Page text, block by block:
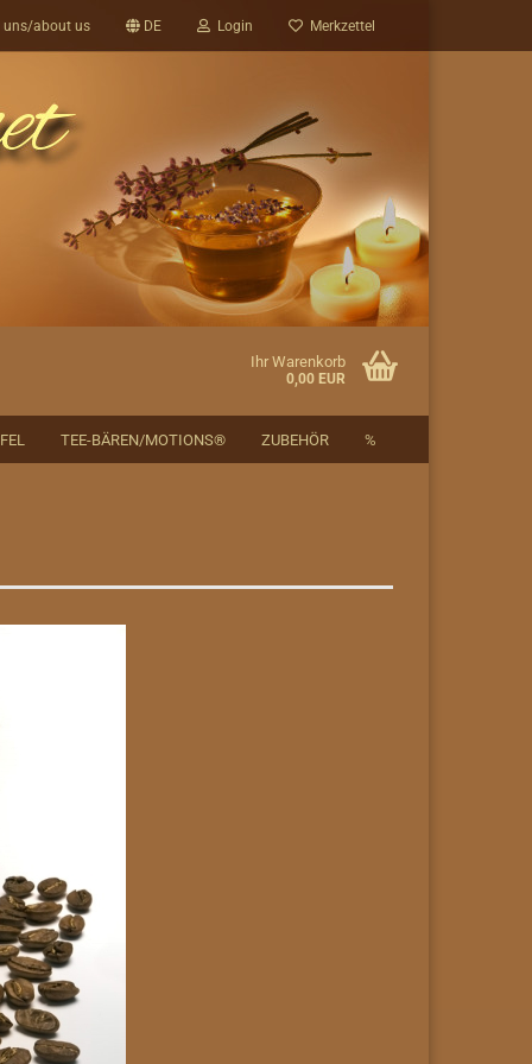
uns/about us DE Login Merkzettel
Ihr Warenkorb
0,00 EUR
TEE-BÄREN/MOTIONS® ZUBEHÖR %